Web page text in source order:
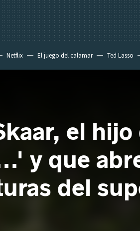
Netflix El juego del calamar Ted Lasso
el
y que
del